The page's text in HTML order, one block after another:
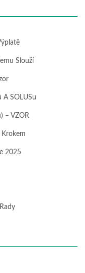
Slouží
A SOLUSu
– VZOR
Krokem
2025